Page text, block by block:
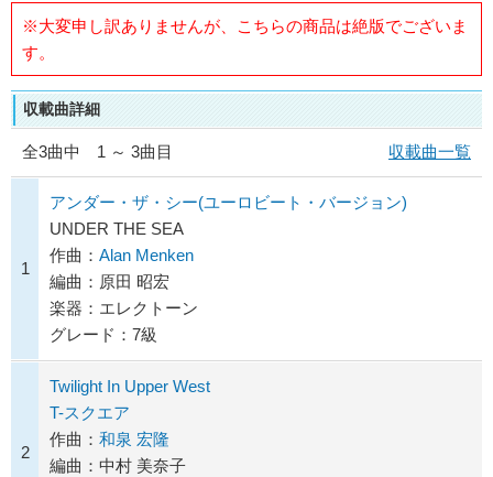
※大変申し訳ありませんが、こちらの商品は絶版でございま
す。
収載曲詳細
全3曲中 1 ～ 3曲目 収載曲一覧
1
アンダー・ザ・シー(ユーロビート・バージョン)
UNDER THE SEA
作曲： Alan Menken
編曲：原田 昭宏
楽器：エレクトーン
グレード：7級
2
Twilight In Upper West
T-スクエア
作曲： 和泉 宏隆
編曲：中村 美奈子